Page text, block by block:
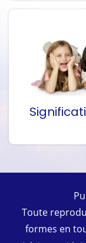
Toute
formes en